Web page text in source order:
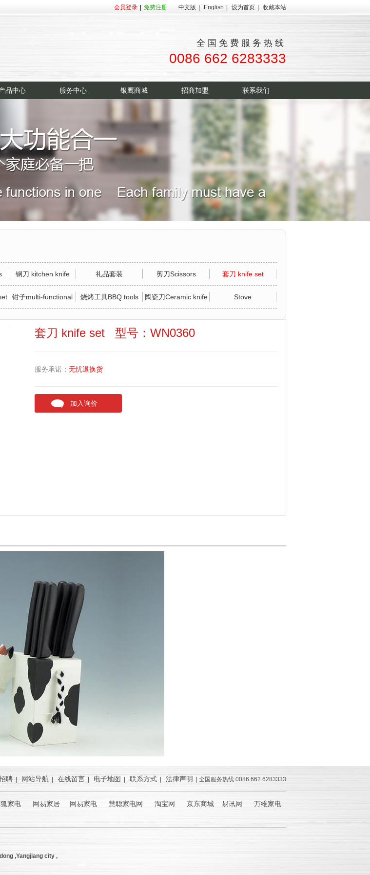
会员登录 免费注册 中文版 English 设为首页 收藏本站
全国免费服务热线
0086 662 6283333
品中心 服务中心 银鹰商城 招商加盟 联系我们
钢刀 kitchen knife 礼品套装 剪刀Scissors 套刀 knife set
钳子multi-functional
tool
烧烤工具BBQ tools 陶瓷刀Ceramic knife Stove
套刀 knife set 型号：WN0360
服务承诺： 无忧退换货
加入询价
聘 | 网站导航 在线留言 电子地图 联系方式 法律声明 | 全国服务热线 0086 662 6283333
家电 网易家居 网易家电 慧聪家电网 淘宝网 京东商城 易讯网 万维家电
,Yangjiang city ,